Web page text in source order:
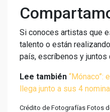
Si conoces artistas que
talento o están
país, escríbenos y juntos
Lee también “Mónaco”:
llega junto a sus 4
Crédito de Fotografías Fotos